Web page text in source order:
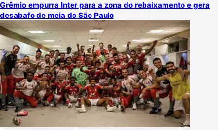
Grêmio empurra Inter para a zona do rebaixamento e gera
desabafo de meia do São Paulo